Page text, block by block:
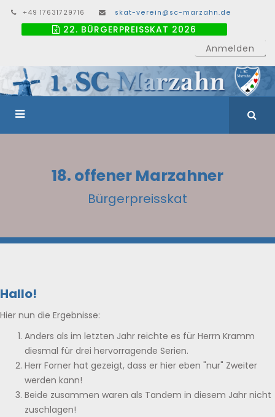
+49 17631729716 skat-verein@sc-marzahn.de
22. BÜRGERPREISSKAT 2026
Anmelden
18. offener Marzahner
Bürgerpreisskat
Hallo!
Hier nun die Ergebnisse:
Anders als im letzten Jahr reichte es für Herrn Kramm
diesmal für drei hervorragende Serien.
Herr Forner hat gezeigt, dass er hier eben "nur" Zweiter
werden kann!
Beide zusammen waren als Tandem in diesem Jahr nicht
zuschlagen!